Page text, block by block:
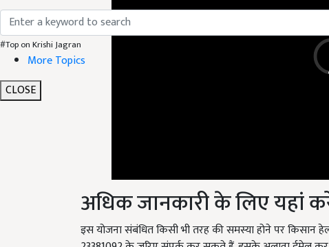
#Top on Krishi Jagran
More Topics
CLOSE
अधिक जानकारी के लिए यहां
इस योजना संबंधित किसी भी तरह की समस्या होने पर किसान
23381092 के जरिए संपर्क कर सकते हैं. इसके अलावा ईमेल